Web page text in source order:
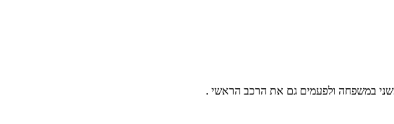
משני במשפחה ולפעמים גם את הרכב הראשי .